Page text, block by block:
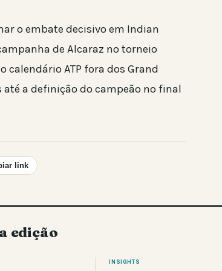
o embate decisivo em Indian
de Alcaraz no torneio
ATP fora dos Grand
a definição do campeão no final
link
edição
INSIGHTS